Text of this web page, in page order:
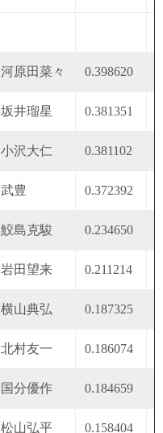
河原田菜々 0.398620
坂井瑠星 0.381351
小沢大仁 0.381102
武豊 0.372392
鮫島克駿 0.234650
岩田望来 0.211214
横山典弘 0.187325
北村友一 0.186074
国分優作 0.184659
松山弘平 0.158404